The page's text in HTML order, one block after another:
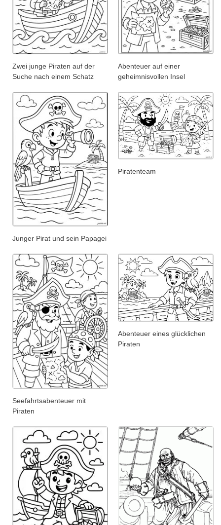
Zwei junge Piraten auf der
Suche nach einem Schatz
Abenteuer auf einer
geheimnisvollen Insel
Junger Pirat und sein Papagei
Piratenteam
Seefahrtsabenteuer mit
Piraten
Abenteuer eines glücklichen
Piraten